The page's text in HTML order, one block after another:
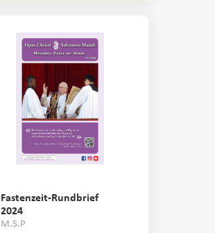
Fastenzeit-Rundbrief
2024
M.S.P